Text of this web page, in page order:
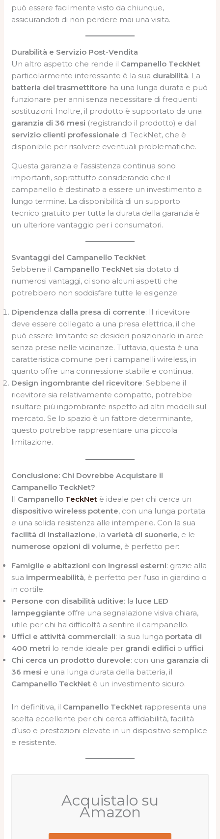
può essere facilmente visto da chiunque,
assicurandoti di non perdere mai una visita.
Durabilità e Servizio Post-Vendita
Un altro aspetto che rende il Campanello TeckNet
particolarmente interessante è la sua durabilità. La
batteria del trasmettitore ha una lunga durata e può
funzionare per anni senza necessitare di frequenti
sostituzioni. Inoltre, il prodotto è supportato da una
garanzia di 36 mesi (registrando il prodotto) e dal
servizio clienti professionale di TeckNet, che è
disponibile per risolvere eventuali problematiche.
Questa garanzia e l’assistenza continua sono
importanti, soprattutto considerando che il
campanello è destinato a essere un investimento a
lungo termine. La disponibilità di un supporto
tecnico gratuito per tutta la durata della garanzia è
un ulteriore vantaggio per i consumatori.
Svantaggi del Campanello TeckNet
Sebbene il Campanello TeckNet sia dotato di
numerosi vantaggi, ci sono alcuni aspetti che
potrebbero non soddisfare tutte le esigenze:
Dipendenza dalla presa di corrente: Il ricevitore
deve essere collegato a una presa elettrica, il che
può essere limitante se desideri posizionarlo in aree
senza prese nelle vicinanze. Tuttavia, questa è una
caratteristica comune per i campanelli wireless, in
quanto offre una connessione stabile e continua.
Design ingombrante del ricevitore: Sebbene il
ricevitore sia relativamente compatto, potrebbe
risultare più ingombrante rispetto ad altri modelli sul
mercato. Se lo spazio è un fattore determinante,
questo potrebbe rappresentare una piccola
limitazione.
Conclusione: Chi Dovrebbe Acquistare il
Campanello TeckNet?
Il Campanello TeckNet è ideale per chi cerca un
dispositivo wireless potente, con una lunga portata
e una solida resistenza alle intemperie. Con la sua
facilità di installazione, lavarietà di suonerie, e le
numerose opzioni di volume, è perfetto per:
Famiglie e abitazioni con ingressi esterni: grazie alla
sua impermeabilità, è perfetto per l’uso in giardino o
in cortile.
Persone con disabilità uditive: la luce LED
lampeggiante offre una segnalazione visiva chiara,
utile per chi ha difficoltà a sentire il campanello.
Uffici e attività commerciali: la sua lunga portata di
400 metri lo rende ideale per grandi edifici o uffici.
Chi cerca un prodotto durevole: con una garanzia di
36 mesi e una lunga durata della batteria, il
Campanello TeckNet è un investimento sicuro.
In definitiva, il Campanello TeckNet rappresenta una
scelta eccellente per chi cerca affidabilità, facilità
d’uso e prestazioni elevate in un dispositivo semplice
e resistente.
Acquistalo su
Amazon